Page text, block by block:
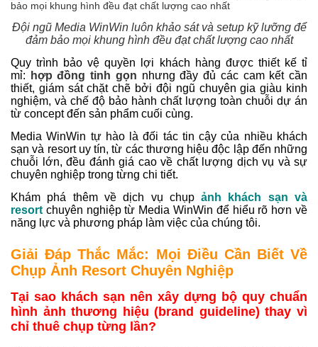
Đội ngũ Media WinWin luôn khảo sát và setup kỹ lưỡng để
đảm bảo mọi khung hình đều đạt chất lượng cao nhất
Quy trình bảo vệ quyền lợi khách hàng được thiết kế tỉ
mỉ:
hợp đồng tinh gọn nhưng đầy đủ các cam kết cần
thiết, giám sát chặt chẽ bởi đội ngũ chuyên gia giàu kinh
nghiệm, và chế độ bảo hành chất lượng toàn chuỗi dự án
từ concept đến sản phẩm cuối cùng.
Media WinWin tự hào là đối tác tin cậy của nhiều khách
sạn và resort uy tín, từ các thương hiệu độc lập đến những
chuỗi lớn, đều đánh giá cao về chất lượng dịch vụ và sự
chuyên nghiệp trong từng chi tiết.
Khám phá thêm vềdịch vụ chụpảnh khách sạn và
resort chuyên nghiệp từ Media WinWin để hiểu rõ hơn về
năng lực và phương pháp làm việc của chúng tôi.
Giải Đáp Thắc Mắc: Mọi Điều Cần Biết Về
Chụp Ảnh Resort Chuyên Nghiệp
Tại sao khách sạn nên xây dựng bộ quy chuẩn
hình ảnh thương hiệu (brand guideline) thay vì
chỉ thuê chụp từng lần?